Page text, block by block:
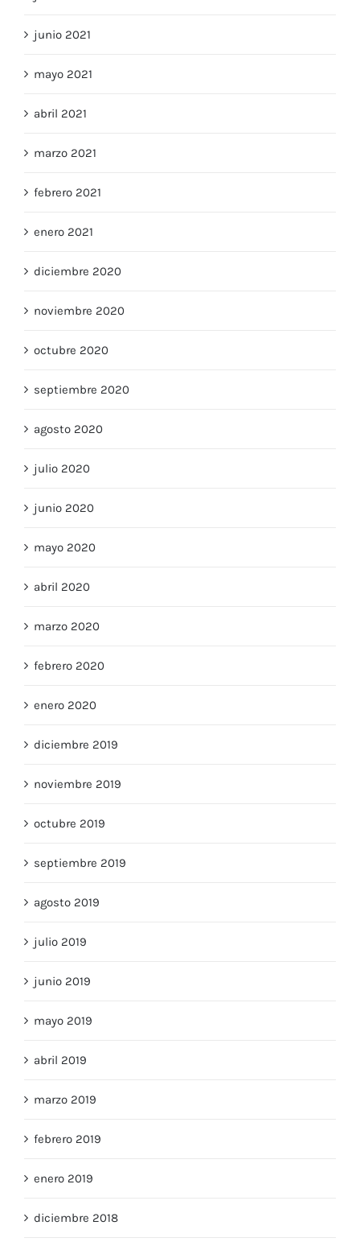
junio 2021
mayo 2021
abril 2021
marzo 2021
febrero 2021
enero 2021
diciembre 2020
noviembre 2020
octubre 2020
septiembre 2020
agosto 2020
julio 2020
junio 2020
mayo 2020
abril 2020
marzo 2020
febrero 2020
enero 2020
diciembre 2019
noviembre 2019
octubre 2019
septiembre 2019
agosto 2019
julio 2019
junio 2019
mayo 2019
abril 2019
marzo 2019
febrero 2019
enero 2019
diciembre 2018